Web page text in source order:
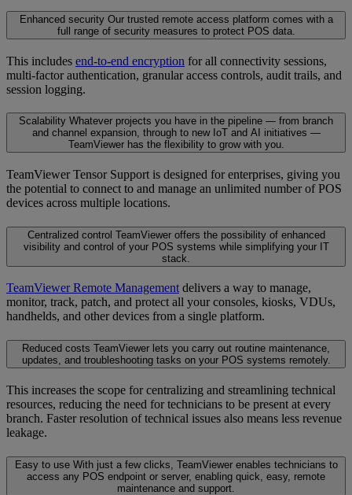
Enhanced security Our trusted remote access platform comes with a
full range of security measures to protect POS data.
This includes end-to-end encryption for all connectivity sessions,
multi-factor authentication, granular access controls, audit trails, and
session logging.
Scalability Whatever projects you have in the pipeline — from branch
and channel expansion, through to new IoT and AI initiatives —
TeamViewer has the flexibility to grow with you.
TeamViewer Tensor Support is designed for enterprises, giving you
the potential to connect to and manage an unlimited number of POS
devices across multiple locations.
Centralized control TeamViewer offers the possibility of enhanced
visibility and control of your POS systems while simplifying your IT
stack.
TeamViewer Remote Managementdelivers a way to manage,
monitor, track, patch, and protect all your consoles, kiosks, VDUs,
handhelds, and other devices from a single platform.
Reduced costs TeamViewer lets you carry out routine maintenance,
updates, and troubleshooting tasks on your POS systems remotely.
This increases the scope for centralizing and streamlining technical
resources, reducing the need for technicians to be present at every
branch. Faster resolution of technical issues also means less revenue
leakage.
Easy to use With just a few clicks, TeamViewer enables technicians to
access any POS endpoint or server, enabling quick, easy, remote
maintenance and support.